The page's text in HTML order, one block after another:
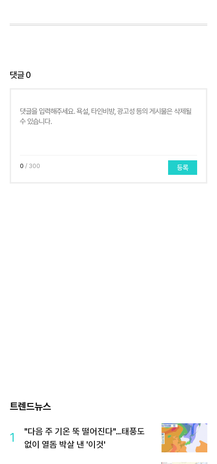
댓글0
0 / 300 등록
트렌드뉴스
1
"다음 주 기온 뚝 떨어진다"…태풍도
없이 열돔 박살 낸 '이것'